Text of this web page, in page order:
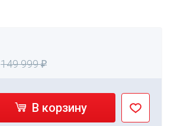
149 999₽
В корзину